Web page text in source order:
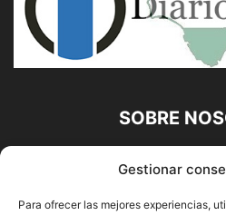
Gestionar
Para ofrecer las mejores experiencias,
SOBRE
Diario Alhaurín
Francisco E. López López |
Alhaurín de la Torre,